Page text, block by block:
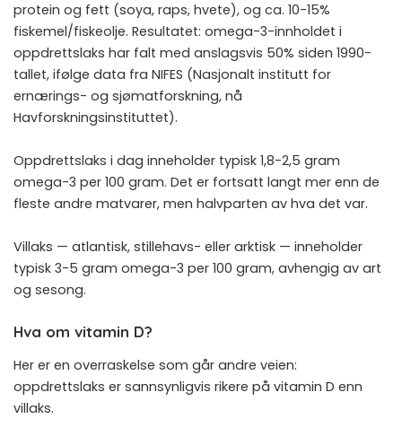
protein og fett (soya, raps, hvete), og ca. 10-15%
fiskemel/fiskeolje. Resultatet: omega-3-innholdet i
oppdrettslaks har falt med anslagsvis 50% siden 1990-
tallet, ifølge data fra NIFES (Nasjonalt institutt for
ernærings- og sjømatforskning, nå
Havforskningsinstituttet).
Oppdrettslaks i dag inneholder typisk 1,8-2,5 gram
omega-3 per 100 gram. Det er fortsatt langt mer enn de
fleste andre matvarer, men halvparten av hva det var.
Villaks — atlantisk, stillehavs- eller arktisk — inneholder
typisk 3-5 gram omega-3 per 100 gram, avhengig av art
og sesong.
Hva om vitamin D?
Her er en overraskelse som går andre veien:
oppdrettslaks er sannsynligvis rikere på vitamin D enn
villaks.